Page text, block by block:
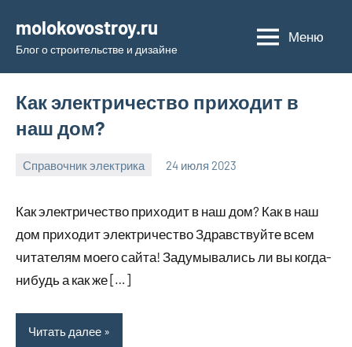
содержимому
molokovostroy.ru
Блог о строительстве и дизайне
Меню
Как электричество приходит в
наш дом?
Справочник электрика 24 июля 2023
molokovostro
Как электричество приходит в наш дом? Как в наш
дом приходит электричество Здравствуйте всем
читателям моего сайта! Задумывались ли вы когда-
нибудь а как же […]
Читать далее